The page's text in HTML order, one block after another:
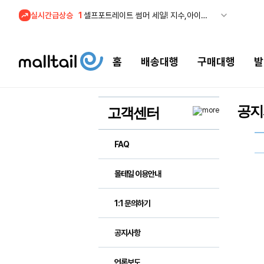
실시간급상승 1
셀프포트레이트 썸머 세일! 지수,아이유 착용 + 관세내 특가
홈 배송대행 구매대행
고객센터
FAQ
몰테일 이용안내
1:1 문의하기
공지사항
공